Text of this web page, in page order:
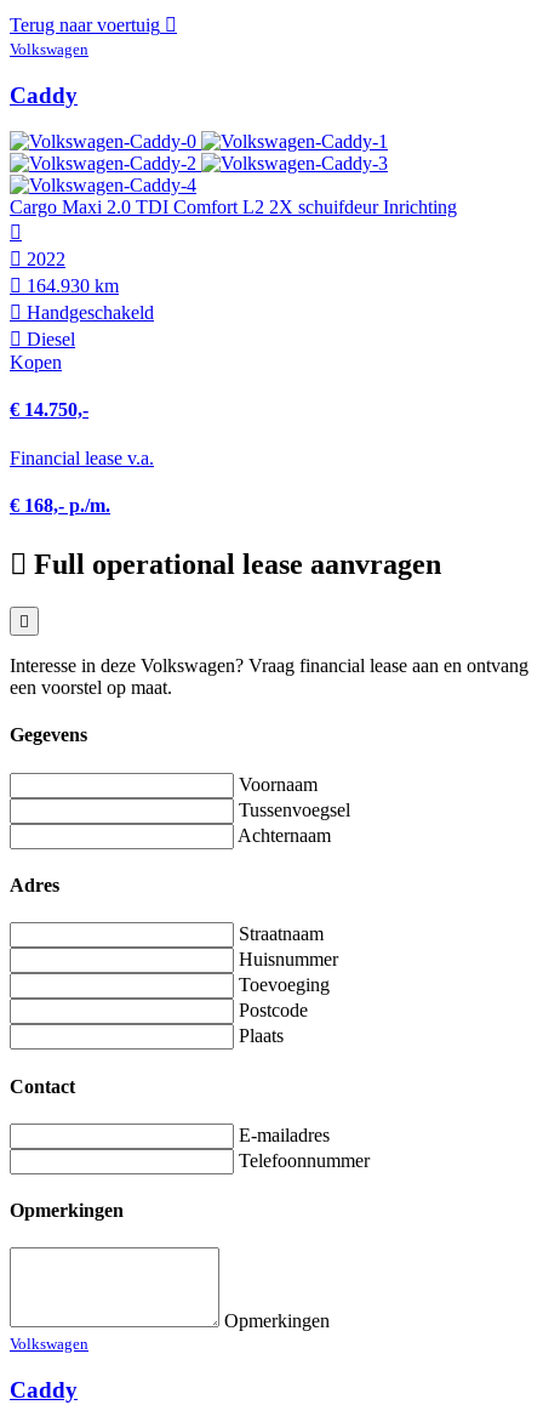
Terug naar voertuig
Volkswagen
Caddy
Cargo Maxi 2.0 TDI Comfort L2 2X schuifdeur Inrichting
2022
164.930 km
Hand­geschakeld
Diesel
Kopen
€ 14.750,-
Financial lease v.a.
€ 168,- p./m.
Full operational lease aanvragen
Interesse in deze Volkswagen? Vraag financial lease aan en ontvang
een voorstel op maat.
Gegevens
Voornaam
Tussenvoegsel
Achternaam
Adres
Straatnaam
Huisnummer
Toevoeging
Postcode
Plaats
Contact
E-mailadres
Telefoonnummer
Opmerkingen
Opmerkingen
Volkswagen
Caddy